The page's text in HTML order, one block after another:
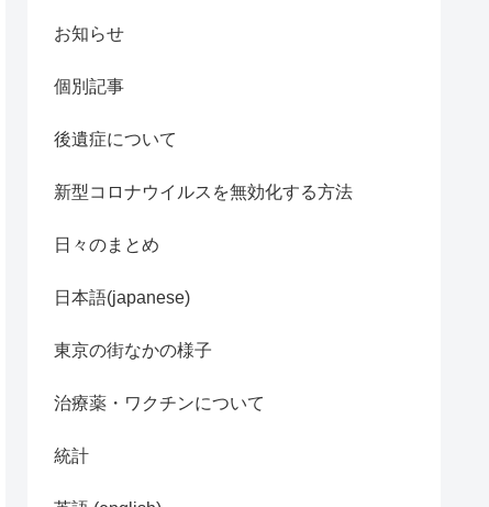
お知らせ
個別記事
後遺症について
新型コロナウイルスを無効化する方法
日々のまとめ
日本語(japanese)
東京の街なかの様子
治療薬・ワクチンについて
統計